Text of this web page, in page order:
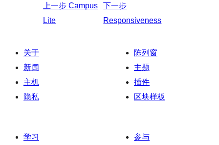
上一步 Campus
Lite
下一步
Responsiveness
关于
新闻
主机
隐私
陈列窗
主题
插件
区块样板
学习
参与